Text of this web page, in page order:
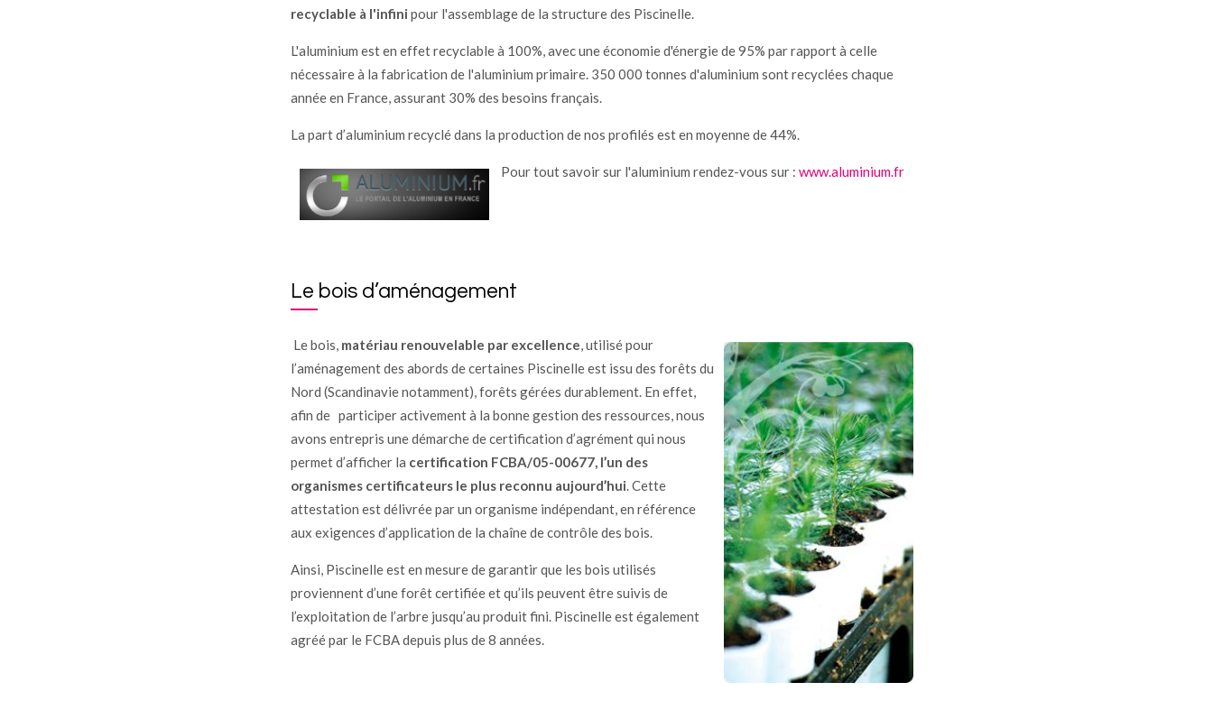
recyclable à l'infini pour l'assemblage de la structure des Piscinelle.
L'aluminium est en effet recyclable à 100%, avec une économie d'énergie de 95% par rapport à celle
nécessaire à la fabrication de l'aluminium primaire. 350 000 tonnes d'aluminium sont recyclées chaque
année en France, assurant 30% des besoins français.
La part d’aluminium recyclé dans la production de nos profilés est en moyenne de 44%.
Pour tout savoir sur l'aluminium rendez-vous sur : www.aluminium.fr
Le bois d’aménagement
Le bois, matériau renouvelable par excellence, utilisé pour
l’aménagement des abords de certaines Piscinelle est issu des forêts du
Nord (Scandinavie notamment), forêts gérées durablement. En effet,
afin de participer activement à la bonne gestion des ressources, nous
avons entrepris une démarche de certification d’agrément qui nous
permet d’afficher la certification FCBA/05-00677, l’un des
organismes certificateurs le plus reconnu aujourd’hui. Cette
attestation est délivrée par un organisme indépendant, en référence
aux exigences d’application de la chaîne de contrôle des bois.
Ainsi, Piscinelle est en mesure de garantir que les bois utilisés
proviennent d’une forêt certifiée et qu’ils peuvent être suivis de
l’exploitation de l’arbre jusqu’au produit fini. Piscinelle est également
agréé par le FCBA depuis plus de 8 années.